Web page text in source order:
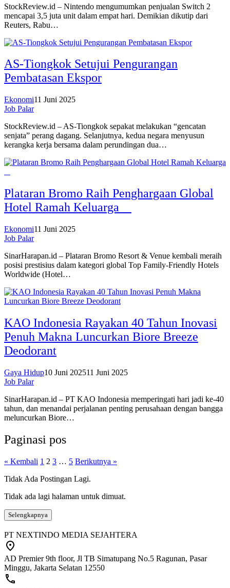
StockReview.id – Nintendo mengumumkan penjualan Switch 2
mencapai 3,5 juta unit dalam empat hari. Demikian dikutip dari
Reuters, Rabu…
AS-Tiongkok Setujui Pengurangan
Pembatasan Ekspor
Ekonomi11 Juni 2025
Job Palar
StockReview.id – AS-Tiongkok sepakat melakukan “gencatan
senjata” perang dagang. Selanjutnya, kedua negara menyusun
kerangka kerja bersama dalam perundingan dua…
Plataran Bromo Raih Penghargaan Global
Hotel Ramah Keluarga
Ekonomi11 Juni 2025
Job Palar
SinarHarapan.id – Plataran Bromo Resort & Venue kembali meraih
posisi prestisius dalam kategori global Top Family-Friendly Hotels
Worldwide (Hotel…
KAO Indonesia Rayakan 40 Tahun Inovasi
Penuh Makna Luncurkan Biore Breeze
Deodorant
Gaya Hidup10 Juni 202511 Juni 2025
Job Palar
SinarHarapan.id – PT KAO Indonesia memperingati hari jadi ke-40
tahun, dan menandai perjalanan penting perusahaan dengan bangga
meluncurkan Biore…
Paginasi pos
« Kembali 1 2 3 … 5 Berikutnya »
Tidak Ada Postingan Lagi.
Tidak ada lagi halaman untuk dimuat.
Selengkapnya
PT NEXTINDO MEDIA SEJAHTERA
AD Premier 9th floor, Jl TB Simatupang No.5 Ragunan, Pasar
Minggu, Jakarta Selatan 12550